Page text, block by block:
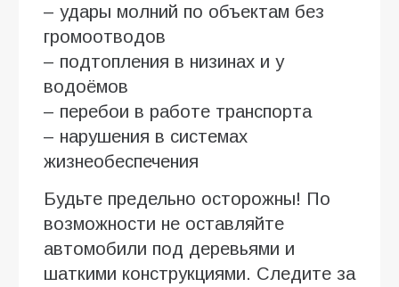
– удары молний по объектам без
громоотводов
– подтопления в низинах и у
водоёмов
– перебои в работе транспорта
– нарушения в системах
жизнеобеспечения
Будьте предельно осторожны! По
возможности не оставляйте
автомобили под деревьями и
шаткими конструкциями. Следите за